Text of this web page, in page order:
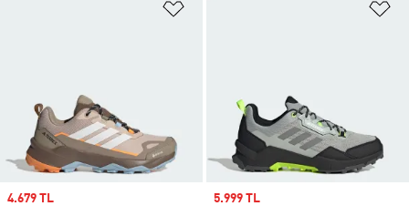
Sale price
4.679 TL Sale price
5.999 TL